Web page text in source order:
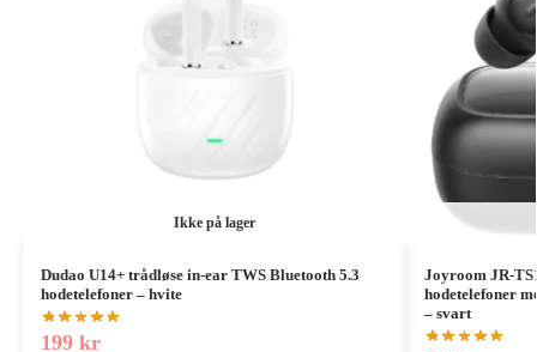
Ikke på lager
Dudao U14+ trådløse in-ear TWS Bluetooth 5.3
hodetelefoner – hvite
199 kr
Joyroom JR-
hodetelefoner
– svart